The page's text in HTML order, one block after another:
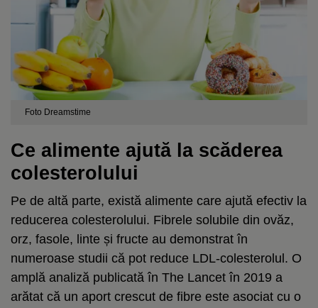
Foto Dreamstime
Ce alimente ajută la scăderea
colesterolului
Pe de altă parte, există alimente care ajută efectiv la
reducerea colesterolului. Fibrele solubile din ovăz,
orz, fasole, linte și fructe au demonstrat în
numeroase studii că pot reduce LDL-colesterolul. O
amplă analiză publicată în The Lancet în 2019 a
arătat că un aport crescut de fibre este asociat cu o